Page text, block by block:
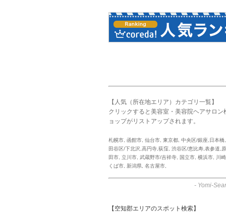
【人気（所在地エリア）カテゴリ一覧】
クリックすると美容室・美容院ヘアサロ
ョップがリストアップされます。
札幌市 函館市 仙台市 東京都 中央区/銀座,日本橋
田谷区/下北沢,高円寺,荻窪 渋谷区/恵比寿,表参道,
田市
立川市 武蔵野市/吉祥寺 国立市 横浜市
川
くば市 新潟県 名古屋市
- Yomi-
【空知郡エリアのスポット検索】